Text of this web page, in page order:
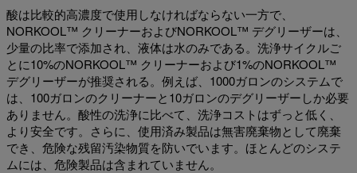
酸は比較的高濃度で使用しなければならない一方で、
NORKOOL™ クリーナーおよびNORKOOL™ デグリーザーは、
少量の比率で添加され、液体は水のみである。洗浄サイクルご
とに10%のNORKOOL™ クリーナーおよび1%のNORKOOL™
デグリーザーが推奨される。例えば、1000ガロンのシステムで
は、100ガロンのクリーナーと10ガロンのデグリーザーしか必要
ありません。酸性の洗浄に比べて、洗浄コストはずっと低く、
より安全です。さらに、使用済み製品は無害廃棄物として廃棄
でき、危険な残留汚染物質を防いでいます。ほとんどのシステ
ムには、危険製品は含まれていません。